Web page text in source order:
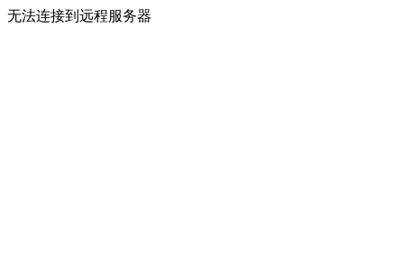
无法连接到远程服务器